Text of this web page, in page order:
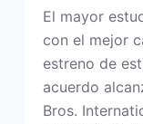
El mayor
con el mejor
estreno de
acuerdo
Bros.